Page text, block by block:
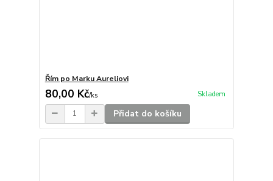
Řím po Marku Aureliovi
80,00 Kč/ks Skladem
Přidat do košíku